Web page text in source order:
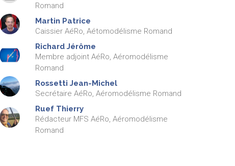
Romand
Martin Patrice
Caissier AéRo, Aétomodélisme Romand
Richard Jérôme
Membre adjoint AéRo, Aéromodélisme
Romand
Rossetti Jean-Michel
Secrétaire AéRo, Aéromodélisme Romand
Ruef Thierry
Rédacteur MFS AéRo, Aéromodélisme
Romand